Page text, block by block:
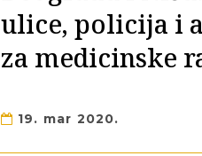
ulice, policija i
za medicinske
19. mar 2020.